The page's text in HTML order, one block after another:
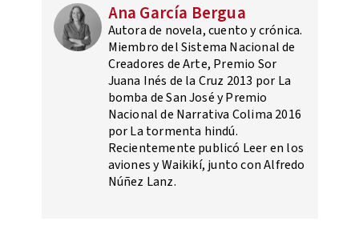
Ana García Bergua
Autora de novela, cuento y crónica.
Miembro del Sistema Nacional de
Creadores de Arte, Premio Sor
Juana Inés de la Cruz 2013 por La
bomba de San José y Premio
Nacional de Narrativa Colima 2016
por La tormenta hindú.
Recientemente publicó Leer en los
aviones y Waikikí, junto con Alfredo
Núñez Lanz.